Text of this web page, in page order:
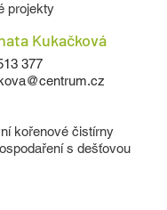
projekty
Kukačková
377
kořenové čistírny
s dešťovou